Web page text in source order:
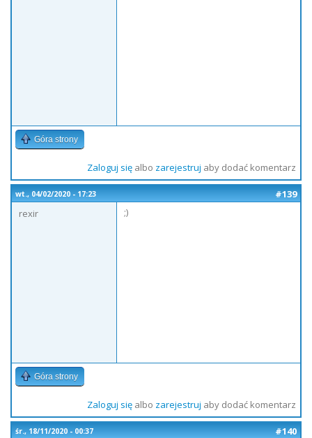
Góra strony
Zaloguj sięalbo zarejestruj aby dodać komentarz
wt., 04/02/2020 - 17:23
#139
rexir
;)
Góra strony
Zaloguj sięalbo zarejestruj aby dodać komentarz
śr., 18/11/2020 - 00:37
#140